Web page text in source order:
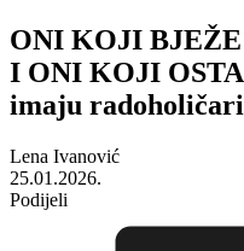
ONI KOJI
I ONI KOJI
imaju radoholičari
Lena Ivanović
25.01.2026.
Podijeli